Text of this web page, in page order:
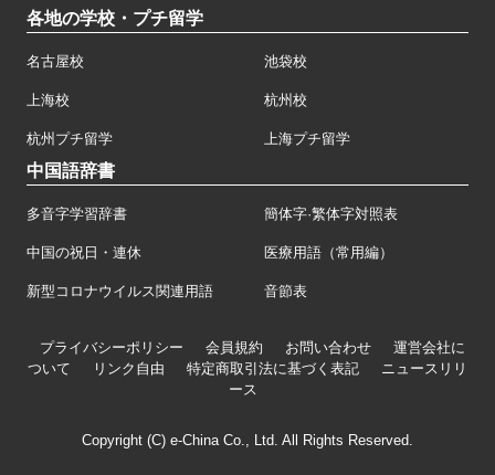
各地の学校・プチ留学
名古屋校 池袋校
上海校 杭州校
杭州プチ留学 上海プチ留学
中国語辞書
多音字学習辞書 簡体字·繁体字対照表
中国の祝日・連休 医療用語（常用編）
新型コロナウイルス関連用語 音節表
プライバシーポリシー 会員規約 お問い合わせ
運営会社に
ついて
リンク自由 特定商取引法に基づく表記
ニュースリリ
ース
Copyright (C) e-China Co., Ltd. All Rights Reserved.